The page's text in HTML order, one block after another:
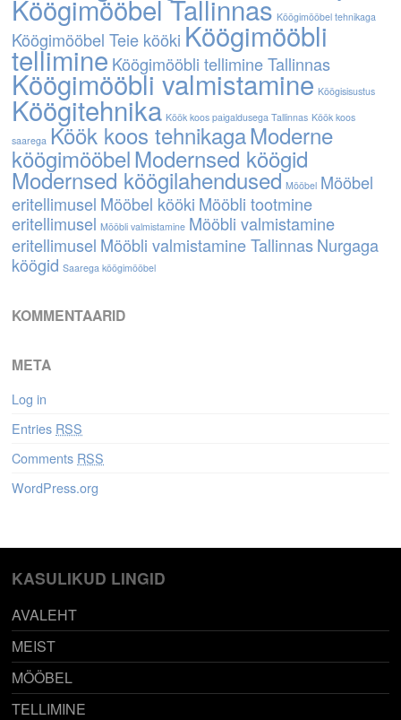
Köögimööbel Tallinnas Köögimööbel tehnikaga
Köögimööbel Teie kööki Köögimööbli
tellimine Köögimööbli tellimine Tallinnas
Köögimööbli valmistamine Köögisisustus
Köögitehnika Köök koos paigaldusega Tallinnas Köök koos
saarega Köök koos tehnikagaModerne
köögimööbelModernsed köögid
Modernsed köögilahendused Mööbel Mööbel
eritellimusel Mööbel kööki Mööbli tootmine
eritellimusel Mööbli valmistamine Mööbli valmistamine
eritellimusel Mööbli valmistamine TallinnasNurgaga
köögid Saarega köögimööbel
KOMMENTAARID
META
Log in
Entries RSS
Comments RSS
WordPress.org
KASULIKUD LINGID
AVALEHT
MEIST
MÖÖBEL
TELLIMINE